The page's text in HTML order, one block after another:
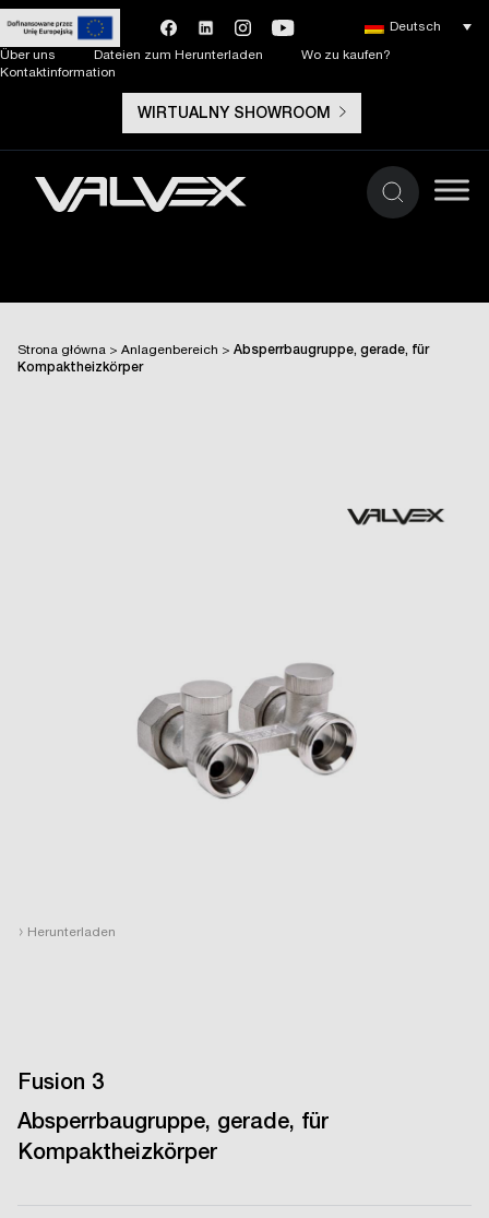
Über uns Dateien zum Herunterladen
Wo zu kaufen?
Kontaktinformation
WIRTUALNY SHOWROOM
Deutsch
Strona główna > Anlagenbereich > Absperrbaugruppe, gerade, für
Kompaktheizkörper
› Herunterladen
Fusion 3
Absperrbaugruppe, gerade, für
Kompaktheizkörper